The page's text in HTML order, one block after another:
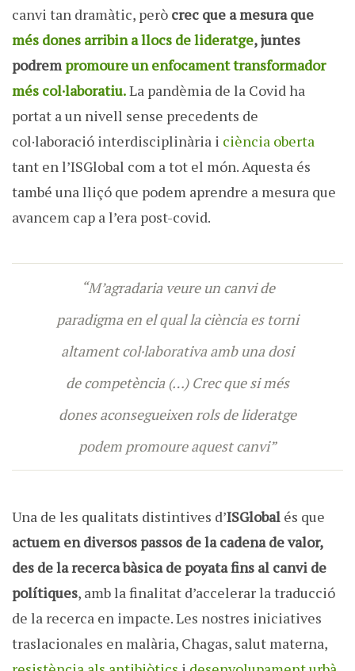
canvi tan dramàtic, però crec que a mesura que
més dones arribin a llocs de lideratge, juntes
podrempromoure un enfocament transformador
més col·laboratiu.La pandèmia de la Covid ha
portat a un nivell sense precedents de
col·laboració interdisciplinària i ciència oberta
tant en l’ISGlobal com a tot el món. Aquesta és
també una lliçó que podem aprendre a mesura que
avancem cap a l’era post-covid.
“M’agradaria veure un canvi de
paradigma en el qual la ciència es torni
altament col·laborativa amb una dosi
de competència (…) Crec que si més
dones aconsegueixen rols de lideratge
podem promoure aquest canvi”
Una de les qualitats distintives d’ISGlobal és que
actuem en diversos passos de la cadena de valor,
des de la recerca bàsica de poyata fins al canvi de
polítiques, amb la finalitat d’accelerar la traducció
de la recerca en impacte. Les nostres iniciatives
traslacionales en malària, Chagas, salut materna,